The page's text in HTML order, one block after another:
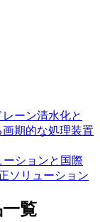
ーン清水化と
期的な処理装置
ーションと国際
ソリューション
覧